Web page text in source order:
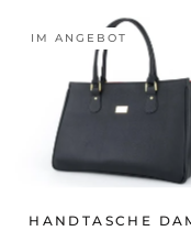
IM ANGEBOT
HANDTASCHE